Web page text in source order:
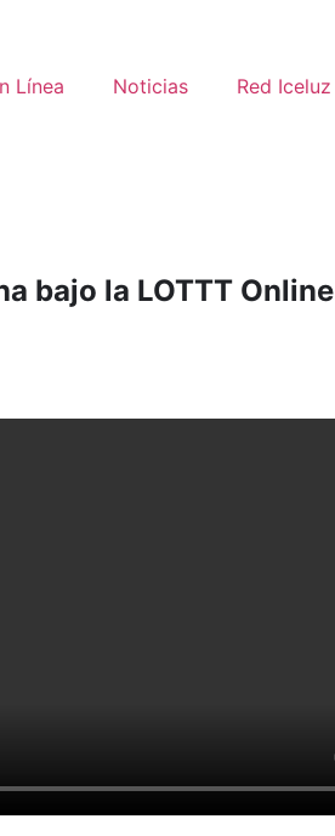
Línea Noticias Red Iceluz
bajo la LOTTT Online